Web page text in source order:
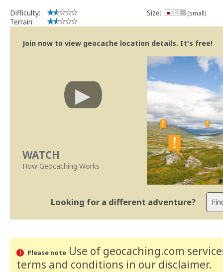
Difficulty:
Terrain:
Size: (small)
Join now to view geocache location details. It's free!
WATCH
How Geocaching Works
Looking for a different adventure?
Please noteUse of geocaching.com
terms and conditions in our disclaimer.